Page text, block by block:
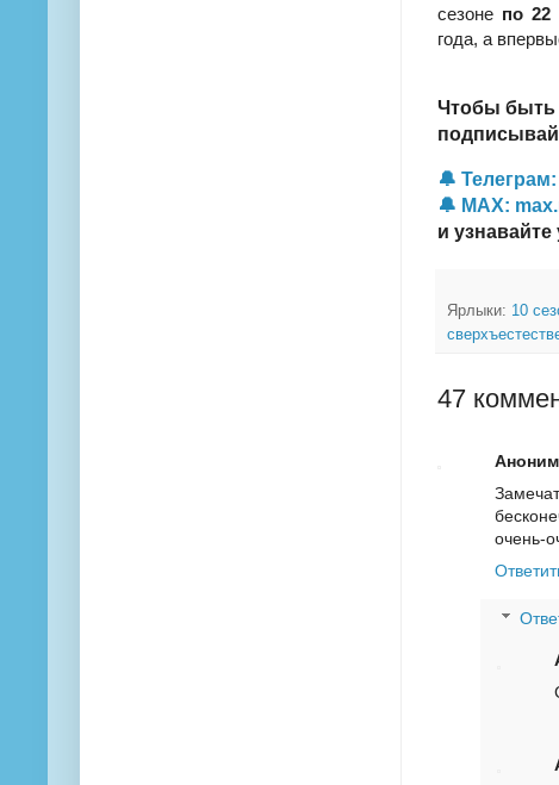
сезоне по 22
года, а
Чтобы быть
🔔
🔔 MAX:
и узнавайте
Ярлыки: 10
47
очень-